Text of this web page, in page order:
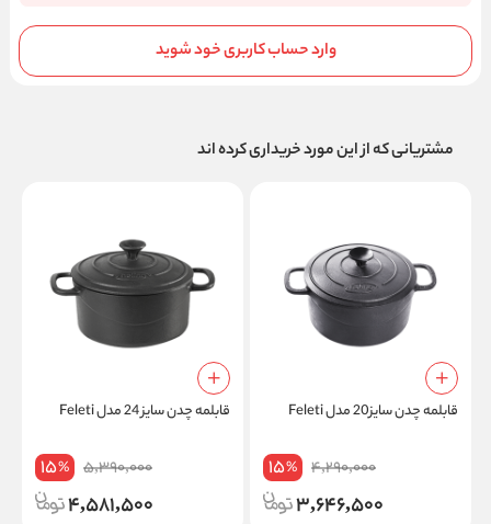
وارد حساب کاربری خود شوید
مشتریانی که از این مورد خریداری کرده اند
قابلمه چدن سایز20 مدل Feleti
4,290,000
15%
3,646,500
قابلمه چدن سایز 24 مدل Feleti
5,390,000
15%
4,581,500